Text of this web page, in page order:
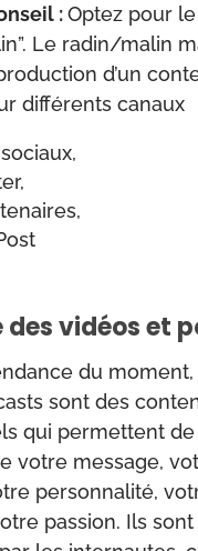
:Optez pour le
Le radin/malin
d’un
différents canaux
des vidéos et
du
sont des
qui permettent de
votre message,
personnalité,
passion. Ils